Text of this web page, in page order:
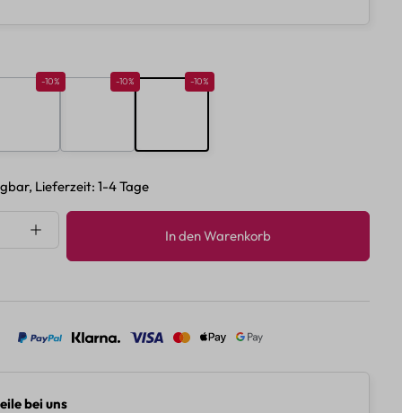
Rabatt 10%
-10% Rabatt 10%
-10% Rabatt 10%
-10%
Lieferzeit: 1-4 Tage
Gib den gewünschten Wert ein
In den Warenkorb
bei uns